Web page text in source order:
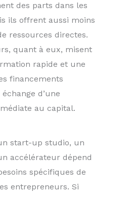
des parts dans les
ils offrent aussi moins
ressources directes.
quant à eux, misent
rapide et une
financements
d’une
au capital.
start-up studio, un
accélérateur dépend
spécifiques de
entrepreneurs. Si